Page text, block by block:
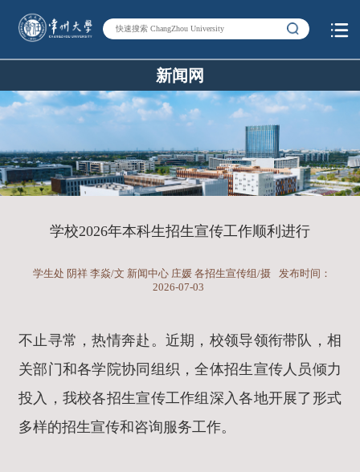
新闻网
学校2026年本科生招生宣传工作顺利进行
学生处 阴祥 李焱/文 新闻中心 庄媛 各招生宣传组/摄
发布时间：
2026-07-03
不止寻常，热情奔赴。近期，校领导领衔带队，相
关部门和各学院协同组织，全体招生宣传人员倾力
投入，我校各招生宣传工作组深入各地开展了形式
多样的招生宣传和咨询服务工作。